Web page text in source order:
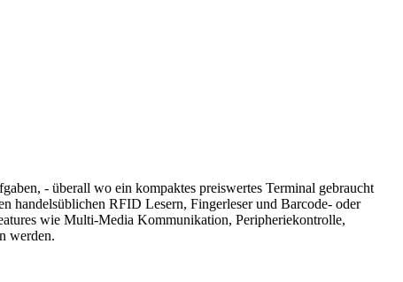
- überall wo ein kompaktes preiswertes Terminal gebraucht
RFID Lesern, Fingerleser und Barcode- oder
wie Multi-Media Kommunikation, Peripheriekontrolle,
werden.